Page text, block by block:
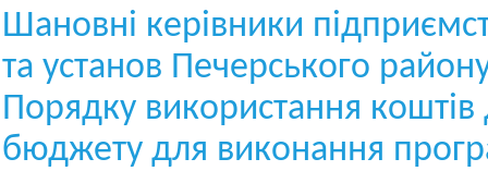
Шановні керівники
та установ Печерського
Порядку використання
бюджету для виконання